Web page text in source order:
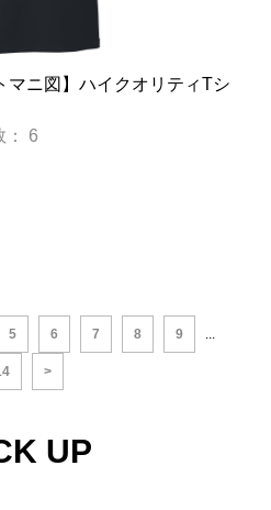
マニ図】ハイクオリティTシ
： 6
5 6 7 8 9 ...
>
UP